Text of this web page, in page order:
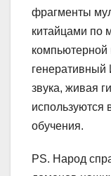
фрагменты
китайцами по
компьютерной
звука, живая
используются
обучения.
PS. Народ